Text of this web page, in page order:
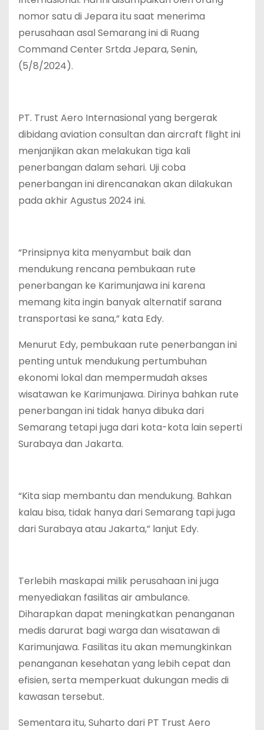
nomor satu di Jepara itu saat menerima
perusahaan asal Semarang ini di Ruang
Command Center Srtda Jepara, Senin,
(5/8/2024).
PT. Trust Aero Internasional yang bergerak
dibidang aviation consultan dan aircraft flight ini
menjanjikan akan melakukan tiga kali
penerbangan dalam sehari. Uji coba
penerbangan ini direncanakan akan dilakukan
pada akhir Agustus 2024 ini.
“Prinsipnya kita menyambut baik dan
mendukung rencana pembukaan rute
penerbangan ke Karimunjawa ini karena
memang kita ingin banyak alternatif sarana
transportasi ke sana,” kata Edy.
Menurut Edy, pembukaan rute penerbangan ini
penting untuk mendukung pertumbuhan
ekonomi lokal dan mempermudah akses
wisatawan ke Karimunjawa. Dirinya bahkan rute
penerbangan ini tidak hanya dibuka dari
Semarang tetapi juga dari kota-kota lain seperti
Surabaya dan Jakarta.
“Kita siap membantu dan mendukung. Bahkan
kalau bisa, tidak hanya dari Semarang tapi juga
dari Surabaya atau Jakarta,” lanjut Edy.
Terlebih maskapai milik perusahaan ini juga
menyediakan fasilitas air ambulance.
Diharapkan dapat meningkatkan penanganan
medis darurat bagi warga dan wisatawan di
Karimunjawa. Fasilitas itu akan memungkinkan
penanganan kesehatan yang lebih cepat dan
efisien, serta memperkuat dukungan medis di
kawasan tersebut.
Sementara itu, Suharto dari PT Trust Aero